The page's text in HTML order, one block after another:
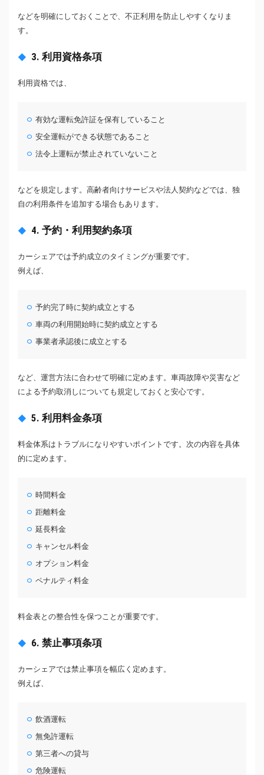
などを明確にしておくことで、不正利用を防止しやすくなりま
す。
3. 利用資格条項
利用資格では、
有効な運転免許証を保有していること
安全運転ができる状態であること
法令上運転が禁止されていないこと
などを規定します。高齢者向けサービスや法人契約などでは、独
自の利用条件を追加する場合もあります。
4. 予約・利用契約条項
カーシェアでは予約成立のタイミングが重要です。
例えば、
予約完了時に契約成立とする
車両の利用開始時に契約成立とする
事業者承認後に成立とする
など、運営方法に合わせて明確に定めます。車両故障や災害など
による予約取消しについても規定しておくと安心です。
5. 利用料金条項
料金体系はトラブルになりやすいポイントです。次の内容を具体
的に定めます。
時間料金
距離料金
延長料金
キャンセル料金
オプション料金
ペナルティ料金
料金表との整合性を保つことが重要です。
6. 禁止事項条項
カーシェアでは禁止事項を幅広く定めます。
例えば、
飲酒運転
無免許運転
第三者への貸与
危険運転